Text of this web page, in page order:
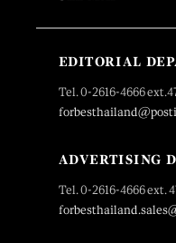
EDITORIAL
Tel. 0-2616-4666
ADVERTISING
Tel. 0-2616-4666 ext.